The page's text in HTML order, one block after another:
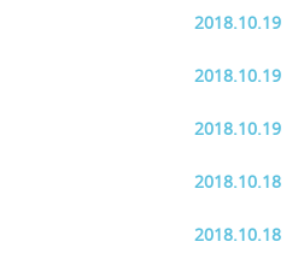
2018.10.19
2018.10.19
2018.10.19
2018.10.18
2018.10.18